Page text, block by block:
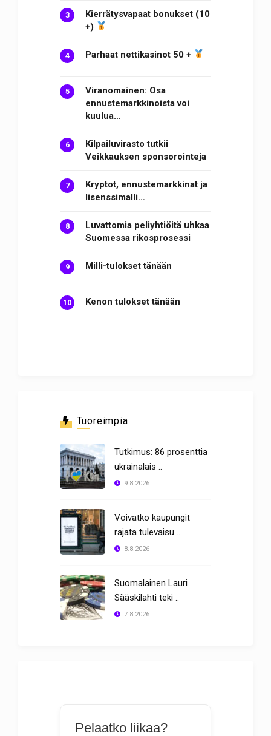
Kierrätysvapaat bonukset (10
+)
Parhaat nettikasinot 50 +
Viranomainen: Osa
ennustemarkkinoista voi
kuulua…
Kilpailuvirasto tutkii
Veikkauksen sponsorointeja
Kryptot, ennustemarkkinat ja
lisenssimalli…
Luvattomia peliyhtiöitä uhkaa
Suomessa rikosprosessi
Milli-tulokset tänään
Kenon tulokset tänään
Tuoreimpia
Tutkimus: 86 prosenttia
ukrainalais ..
9.8.2026
Voivatko kaupungit
rajata tulevaisu ..
8.8.2026
Suomalainen Lauri
Sääskilahti teki ..
7.8.2026
Pelaatko liikaa?